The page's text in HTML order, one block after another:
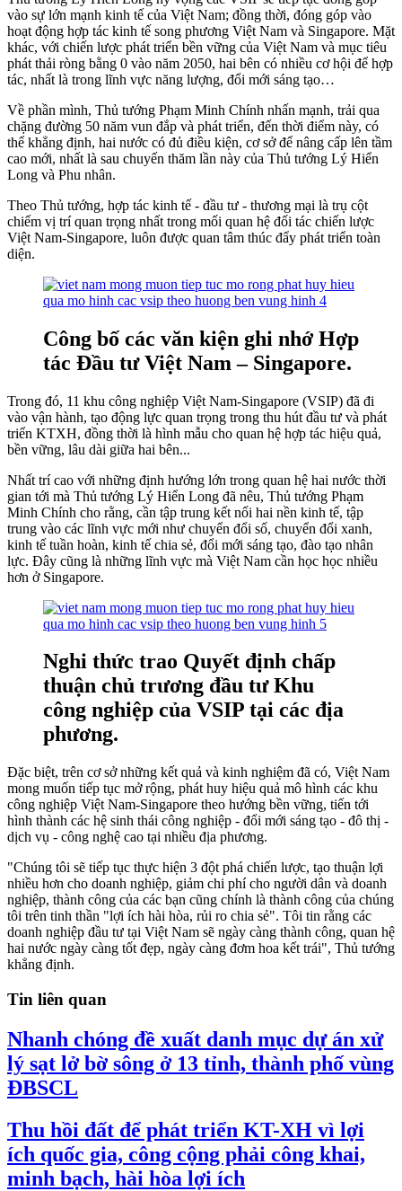
vào sự lớn mạnh kinh tế của Việt Nam; đồng thời, đóng góp vào
hoạt động hợp tác kinh tế song phương Việt Nam và Singapore. Mặt
khác, với chiến lược phát triển bền vững của Việt Nam và mục tiêu
phát thải ròng bằng 0 vào năm 2050, hai bên có nhiều cơ hội để hợp
tác, nhất là trong lĩnh vực năng lượng, đổi mới sáng tạo…
Về phần mình, Thủ tướng Phạm Minh Chính nhấn mạnh, trải qua
chặng đường 50 năm vun đắp và phát triển, đến thời điểm này, có
thể khẳng định, hai nước có đủ điều kiện, cơ sở để nâng cấp lên tầm
cao mới, nhất là sau chuyến thăm lần này của Thủ tướng Lý Hiển
Long và Phu nhân.
Theo Thủ tướng, hợp tác kinh tế - đầu tư - thương mại là trụ cột
chiếm vị trí quan trọng nhất trong mối quan hệ đối tác chiến lược
Việt Nam-Singapore, luôn được quan tâm thúc đẩy phát triển toàn
diện.
Công bố các văn kiện ghi nhớ Hợp
tác Đầu tư Việt Nam – Singapore.
Trong đó, 11 khu công nghiệp Việt Nam-Singapore (VSIP) đã đi
vào vận hành, tạo động lực quan trọng trong thu hút đầu tư và phát
triển KTXH, đồng thời là hình mẫu cho quan hệ hợp tác hiệu quả,
bền vững, lâu dài giữa hai bên...
Nhất trí cao với những định hướng lớn trong quan hệ hai nước thời
gian tới mà Thủ tướng Lý Hiển Long đã nêu, Thủ tướng Phạm
Minh Chính cho rằng, cần tập trung kết nối hai nền kinh tế, tập
trung vào các lĩnh vực mới như chuyển đổi số, chuyển đổi xanh,
kinh tế tuần hoàn, kinh tế chia sẻ, đổi mới sáng tạo, đào tạo nhân
lực. Đây cũng là những lĩnh vực mà Việt Nam cần học học nhiều
hơn ở Singapore.
Nghi thức trao Quyết định chấp
thuận chủ trương đầu tư Khu
công nghiệp của VSIP tại các địa
phương.
Đặc biệt, trên cơ sở những kết quả và kinh nghiệm đã có, Việt Nam
mong muốn tiếp tục mở rộng, phát huy hiệu quả mô hình các khu
công nghiệp Việt Nam-Singapore theo hướng bền vững, tiến tới
hình thành các hệ sinh thái công nghiệp - đổi mới sáng tạo - đô thị -
dịch vụ - công nghệ cao tại nhiều địa phương.
"Chúng tôi sẽ tiếp tục thực hiện 3 đột phá chiến lược, tạo thuận lợi
nhiều hơn cho doanh nghiệp, giảm chi phí cho người dân và doanh
nghiệp, thành công của các bạn cũng chính là thành công của chúng
tôi trên tinh thần "lợi ích hài hòa, rủi ro chia sẻ". Tôi tin rằng các
doanh nghiệp đầu tư tại Việt Nam sẽ ngày càng thành công, quan hệ
hai nước ngày càng tốt đẹp, ngày càng đơm hoa kết trái", Thủ tướng
khẳng định.
Tin liên quan
Nhanh chóng đề xuất danh mục dự án xử
lý sạt lở bờ sông ở 13 tỉnh, thành phố vùng
ĐBSCL
Thu hồi đất để phát triển KT-XH vì lợi
ích quốc gia, công cộng phải công khai,
minh bạch, hài hòa lợi ích